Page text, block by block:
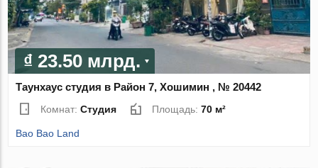
₫ 23.50 млрд.
Таунхаус студия в Район 7, Хошимин , № 20442
Комнат:Студия Площадь:70 м²
Bao Bao Land